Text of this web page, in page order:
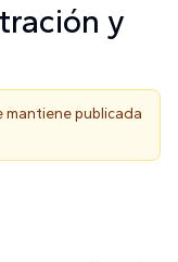
y
publicada